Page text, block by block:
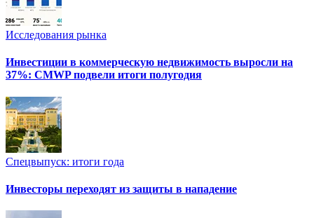
Исследования рынка
Инвестиции в коммерческую недвижимость выросли на
37%: CMWP подвели итоги полугодия
Спецвыпуск: итоги года
Инвесторы переходят из защиты в нападение